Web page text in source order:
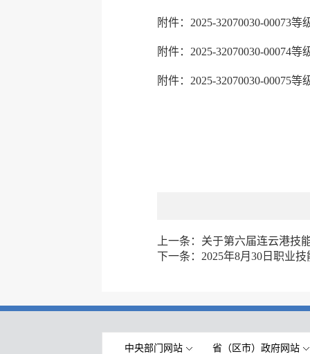
附件：2025-32070030-00073
附件：2025-32070030-00074
附件：2025-32070030-00075
上一条： 关于第六届连云港技
下一条： 2025年8月30日职业
中央部门网站 省（区市）政府网站